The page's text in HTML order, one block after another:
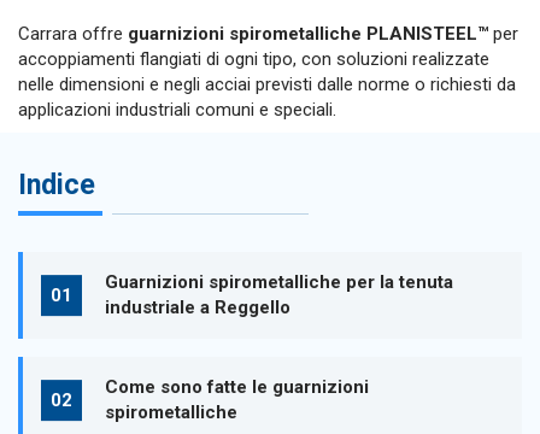
Carrara offre guarnizioni spirometalliche PLANISTEEL™ per
accoppiamenti flangiati di ogni tipo, con soluzioni realizzate
nelle dimensioni e negli acciai previsti dalle norme o richiesti da
applicazioni industriali comuni e speciali.
Indice
Guarnizioni spirometalliche per la tenuta
industriale a Reggello
Come sono fatte le guarnizioni
spirometalliche